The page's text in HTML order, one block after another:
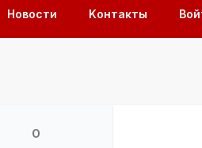
Новости Kонтакты
О